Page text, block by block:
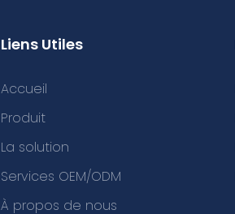
Liens Utiles
Accueil
Produit
La solution
Services OEM/ODM
À propos de nous